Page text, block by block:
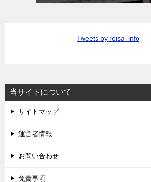
Tweets by reisa_info
当サイトについて
サイトマップ
運営者情報
お問い合わせ
免責事項